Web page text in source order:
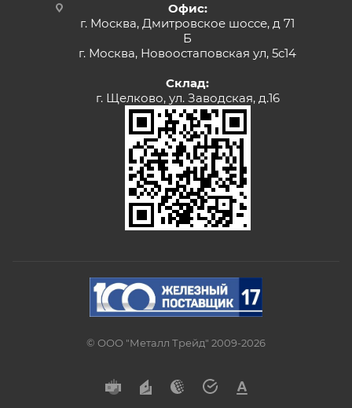
Офис:
г. Москва, Дмитровское шоссе, д 71
Б
г. Москва, Новоостаповская ул, 5с14
Склад:
г. Щелково, ул. Заводская, д.16
© ООО "Металл Трейд" 2009-2026